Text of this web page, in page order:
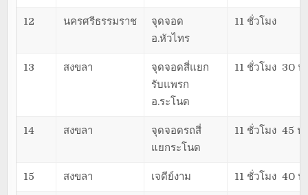
12 นครศรีธรรมราช
จุดจอด
อ.หัวไทร
11 ชั่วโมง
13 สงขลา
จุดจอดสี่แยก
รับแพรก
อ.ระโนด
11 ชั่วโมง 30 น
14 สงขลา
จุดจอดรถสี่
แยกระโนด
11 ชั่วโมง 45 น
15 สงขลา เจดีย์งาม 11 ชั่วโมง 40 น